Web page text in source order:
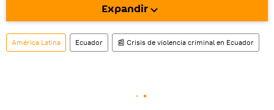
También tenemos una cuenta en la red
social rusa VK .
Expandir
América Latina Ecuador 📰 Crisis de violencia criminal en Ecuador